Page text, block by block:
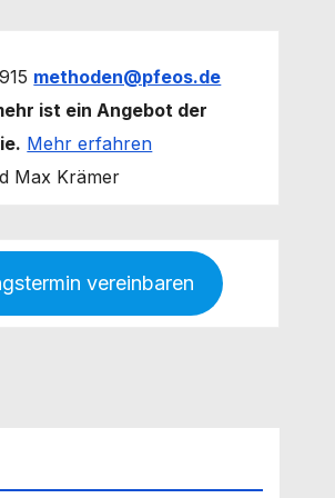
methoden@pfeos.de
ist ein Angebot der
Mehr erfahren
Max Krämer
vereinbaren